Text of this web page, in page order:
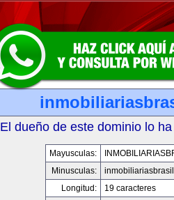
El dueño de este dominio lo
Mayusculas:
Minusculas:
Longitud:
19 caracteres